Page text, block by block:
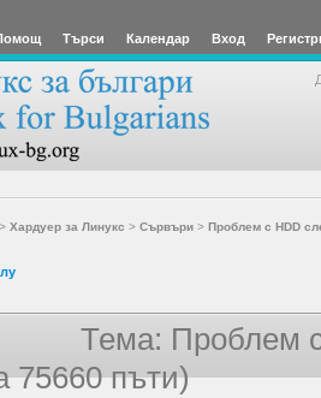
Търси Календар Вход
Хардуер за Линукс > Сървъри> Проблем с HDD
Тема: Проблем
75660 пъти)